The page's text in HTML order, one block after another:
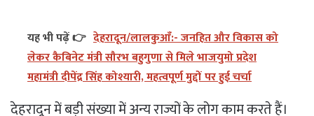
यह भी पढ़ें 👉 देहरादून/लालकुआँ:- जनहित और विकास को
लेकर कैबिनेट मंत्री सौरभ बहुगुणा से मिले भाजयुमो प्रदेश
महामंत्री दीपेंद्र सिंह कोश्यारी, महत्वपूर्ण मुद्दों पर हुई चर्चा
देहरादून में बड़ी संख्या में अन्य राज्यों के लोग काम करते हैं।